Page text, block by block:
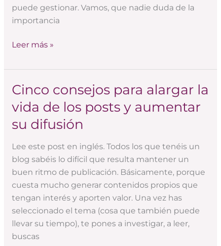
puede gestionar. Vamos, que nadie duda de la
importancia
Leer más »
Cinco consejos para alargar la
vida de los posts y aumentar
su difusión
Lee este post en inglés. Todos los que tenéis un
blog sabéis lo difícil que resulta mantener un
buen ritmo de publicación. Básicamente, porque
cuesta mucho generar contenidos propios que
tengan interés y aporten valor. Una vez has
seleccionado el tema (cosa que también puede
llevar su tiempo), te pones a investigar, a leer,
buscas
Cinco
para
alargar
vida
de
los
posts
y
aumentar
su
difusión